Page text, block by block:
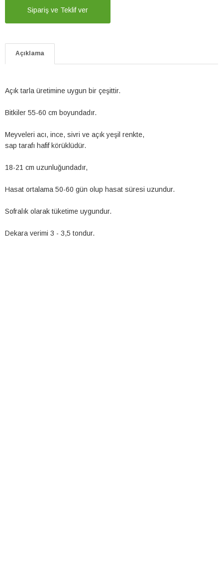
Sipariş ve Teklif ver
Açıklama
Açık tarla üretimine uygun bir çeşittir.
Bitkiler 55-60 cm boyundadır.
Meyveleri acı, ince, sivri ve açık yeşil renkte,
sap tarafı hafif körüklüdür.
18-21 cm uzunluğundadır,
Hasat ortalama 50-60 gün olup hasat süresi uzundur.
Sofralık olarak tüketime uygundur.
Dekara verimi 3 - 3,5 tondur.